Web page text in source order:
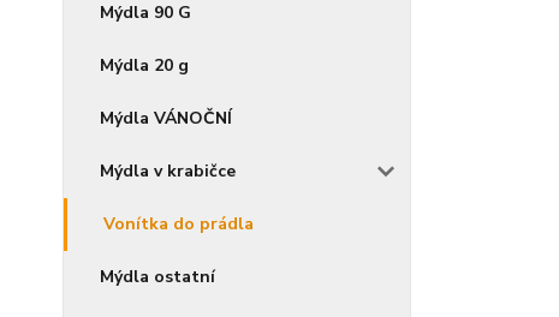
Mýdla 90 G
Mýdla 20 g
Mýdla VÁNOČNÍ
Mýdla v krabičce
Vonítka do prádla
Mýdla ostatní